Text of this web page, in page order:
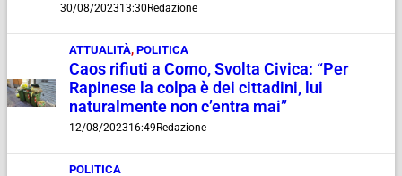
30/08/202313:30Redazione
ATTUALITÀ,POLITICA
Caos rifiuti a Como, Svolta Civica: “Per
Rapinese la colpa è dei cittadini, lui
naturalmente non c’entra mai”
12/08/202316:49Redazione
POLITICA